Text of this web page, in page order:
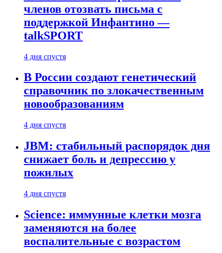
членов отозвать письма с
поддержкой Инфантино —
talkSPORT
4 дня спустя
В России создают генетический
справочник по злокачественным
новообразованиям
4 дня спустя
JBM: стабильный распорядок дня
снижает боль и депрессию у
пожилых
4 дня спустя
Science: иммунные клетки мозга
заменяются на более
воспалительные с возрастом